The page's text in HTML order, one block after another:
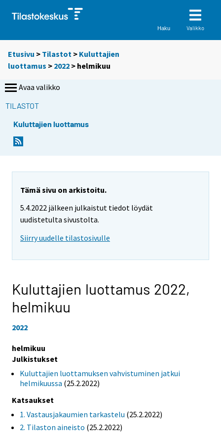
Haku Valikko
Etusivu > Tilastot > Kuluttajien
luottamus > 2022 > helmikuu
Avaa valikko
TILASTOT
Kuluttajien luottamus
Tämä sivu on arkistoitu.
5.4.2022 jälkeen julkaistut tiedot löydät
uudistetulta sivustolta.
Siirry uudelle tilastosivulle
Kuluttajien luottamus 2022,
helmikuu
2022
helmikuu
Julkistukset
Kuluttajien luottamuksen vahvistuminen jatkui
helmikuussa (25.2.2022)
Katsaukset
1. Vastausjakaumien tarkastelu (25.2.2022)
2. Tilaston aineisto (25.2.2022)